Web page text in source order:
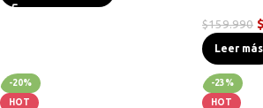
$159.990 $
Leer más
-20%
HOT
-23%
HOT